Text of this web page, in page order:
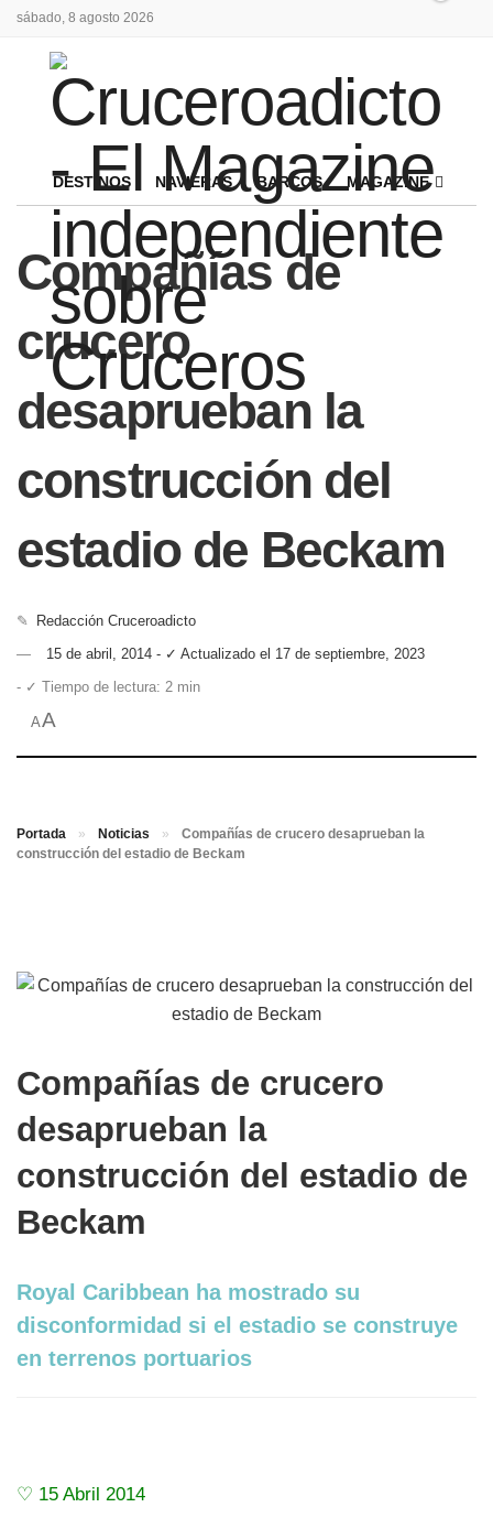
sábado, 8 agosto 2026
DESTINOS NAVIERAS BARCOS MAGAZINE
Compañías de
crucero
desaprueban la
construcción del
estadio de Beckam
✎
Redacción Cruceroadicto
15 de abril, 2014 - ✓ Actualizado el 17 de septiembre, 2023
- ✓ Tiempo de lectura: 2 min
AA
Portada » Noticias »
Compañías de crucero desaprueban la
construcción del estadio de Beckam
Compañías de crucero
desaprueban la
construcción del estadio de
Beckam
Royal Caribbean ha mostrado su
disconformidad si el estadio se construye
en terrenos portuarios
♡ 15 Abril 2014